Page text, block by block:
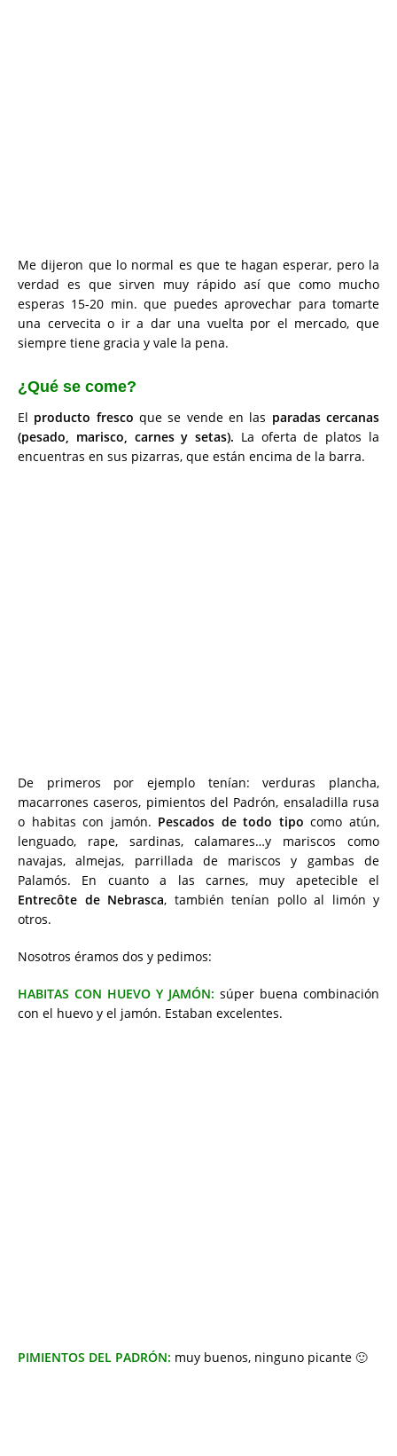
Me dijeron que lo normal es que te hagan esperar, pero la
verdad es que sirven muy rápido así que como mucho
esperas 15-20 min. que puedes aprovechar para tomarte
una cervecita o ir a dar una vuelta por el mercado, que
siempre tiene gracia y vale la pena.
¿Qué se come?
El producto fresco que se vende en las paradas cercanas
(pesado, marisco, carnes y setas). La oferta de platos la
encuentras en sus pizarras, que están encima de la barra.
De primeros por ejemplo tenían: verduras plancha,
macarrones caseros, pimientos del Padrón, ensaladilla rusa
o habitas con jamón. Pescados de todo tipo como atún,
lenguado, rape, sardinas, calamares…y mariscos como
navajas, almejas, parrillada de mariscos y gambas de
Palamós. En cuanto a las carnes, muy apetecible el
Entrecôte de Nebrasca, también tenían pollo al limón y
otros.
Nosotros éramos dos y pedimos:
HABITAS CON HUEVO Y JAMÓN: súper buena combinación
con el huevo y el jamón. Estaban excelentes.
PIMIENTOS DEL PADRÓN: muy buenos, ninguno picante 🙂